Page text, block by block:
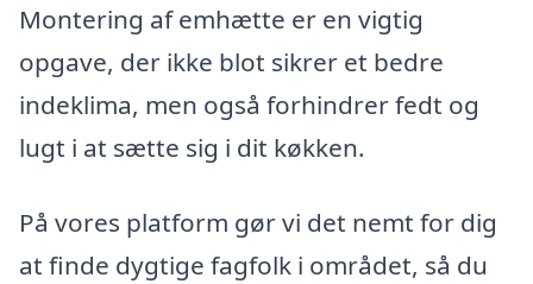
Montering af emhætte er en vigtig
opgave, der ikke blot sikrer et bedre
indeklima, men også forhindrer fedt og
lugt i at sætte sig i dit køkken.
På vores platform gør vi det nemt for dig
at finde dygtige fagfolk i området, så du